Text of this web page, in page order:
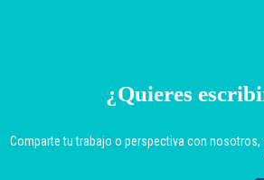
¿Quieres
Comparte tu trabajo o perspectiva con